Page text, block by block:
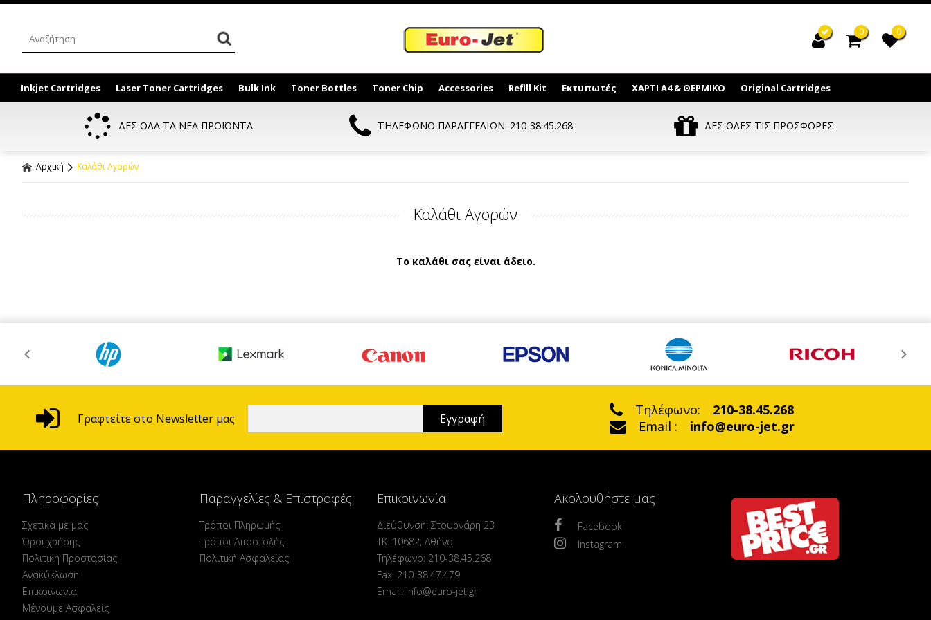
0 0
Inkjet Cartridges Laser Toner Cartridges Bulk Ink Toner Bottles Toner Chip Accessories Refill Kit Εκτυπωτές ΧΑΡΤΙ Α4 & ΘΕΡΜΙΚΟ Original Cartridges
ΔΕΣ ΟΛΑ ΤΑ ΝΕΑ ΠΡΟΪΟΝΤΑ ΤΗΛΕΦΩΝΟ ΠΑΡΑΓΓΕΛΙΩΝ: 210-38.45.268 ΔΕΣ ΟΛΕΣ ΤΙΣ ΠΡΟΣΦΟΡΕΣ
Αρχική Καλάθι Αγορών
Καλάθι Αγορών
Το καλάθι σας είναι άδειο.
Γραφτείτε στο Newsletter μας
Τηλέφωνο:
210-38.45.268
Email :
info@euro-jet.gr
Πληροφορίες
Σχετικά με μας
Όροι χρήσης
Πολιτική Προστασίας
Ανακύκλωση
Επικοινωνία
Μένουμε Ασφαλείς
Παραγγελίες & Επιστροφές
Τρόποι Πληρωμής
Τρόποι Αποστολής
Πολιτική Ασφαλείας
Επικοινωνία
Διεύθυνση: Στουρνάρη 23
ΤΚ: 10682, Αθήνα
Τηλέφωνο: 210-38.45.268
Fax: 210-38.47.479
Email: info@euro-jet.gr
Ακολουθήστε μας
Facebook
Instagram